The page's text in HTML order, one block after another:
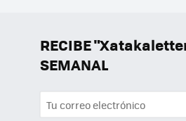
RECIBE
SEMANAL